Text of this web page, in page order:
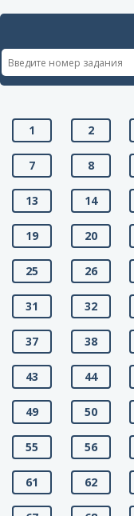
1 2
7 8
13 14
19 20
25 26
31 32
37 38
43 44
49 50
55 56
61 62